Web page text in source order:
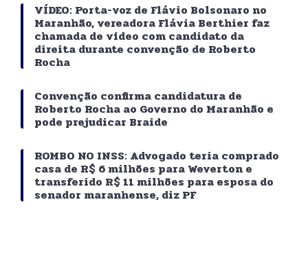
VÍDEO: Porta-voz de Flávio Bolsonaro no
Maranhão, vereadora Flávia Berthier faz
chamada de vídeo com candidato da
direita durante convenção de Roberto
Rocha
Convenção confirma candidatura de
Roberto Rocha ao Governo do Maranhão e
pode prejudicar Braide
ROMBO NO INSS: Advogado teria comprado
casa de R$ 6 milhões para Weverton e
transferido R$ 11 milhões para esposa do
senador maranhense, diz PF